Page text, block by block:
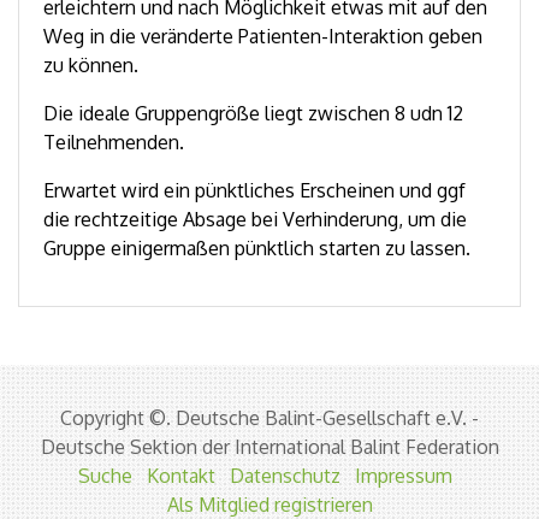
erleichtern und nach Möglichkeit etwas mit auf den
Weg in die veränderte Patienten-Interaktion geben
zu können.
Die ideale Gruppengröße liegt zwischen 8 udn 12
Teilnehmenden.
Erwartet wird ein pünktliches Erscheinen und ggf
die rechtzeitige Absage bei Verhinderung, um die
Gruppe einigermaßen pünktlich starten zu lassen.
Copyright ©. Deutsche Balint-Gesellschaft e.V. -
Deutsche Sektion der International Balint Federation
Suche
Kontakt Datenschutz
Impressum
Als Mitglied registrieren